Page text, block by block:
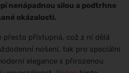
nenápadnou silou a podtrhne
okázalosti.
přesto přístupná, což z ní dělá
nošení, tak pro speciální
elegance s přirozenou